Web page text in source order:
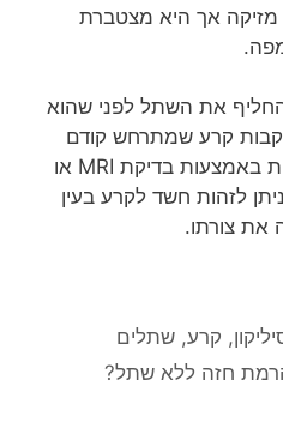
מזיקה אך היא מצטברת
את השתל לפני שהוא
10 שנים בעקבות קרע שמתרחש קודם
לכן. את הקרעים ניתן לזהות באמצעות בדיקת MRI או
לזהות חשד לקרע בעין
את צורתו.
, קרע,שתלים
הרמת חזה ללא שתל?